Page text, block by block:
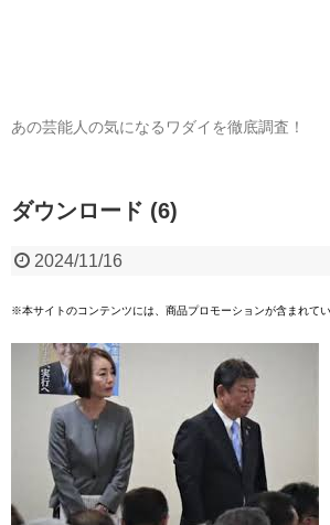
あの芸能人の気になるワダイを徹底調査！
ダウンロード (6)
2024/11/16
※本サイトのコンテンツには、商品プロモーションが含まれてい